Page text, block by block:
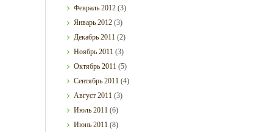
Февраль2012 (3)
Январь2012 (3)
Декабрь2011 (2)
Ноябрь2011 (3)
Октябрь2011 (5)
Сентябрь2011 (4)
Август2011 (3)
Июль2011 (6)
Июнь2011 (8)